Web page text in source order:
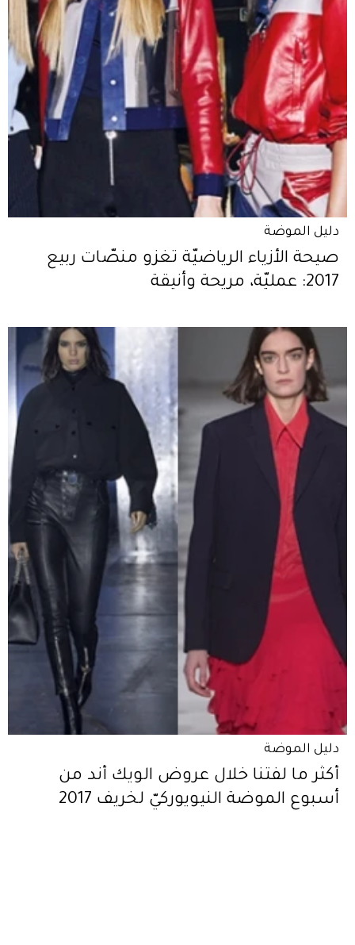
دليل الموضة
صيحة الأزياء الرياضيّة تغزو منصّات ربيع
2017: عمليّة، مريحة وأنيقة
دليل الموضة
أكثر ما لفتنا خلال عروض الويك أند من
أسبوع الموضة النيويوركيّ لخريف 2017